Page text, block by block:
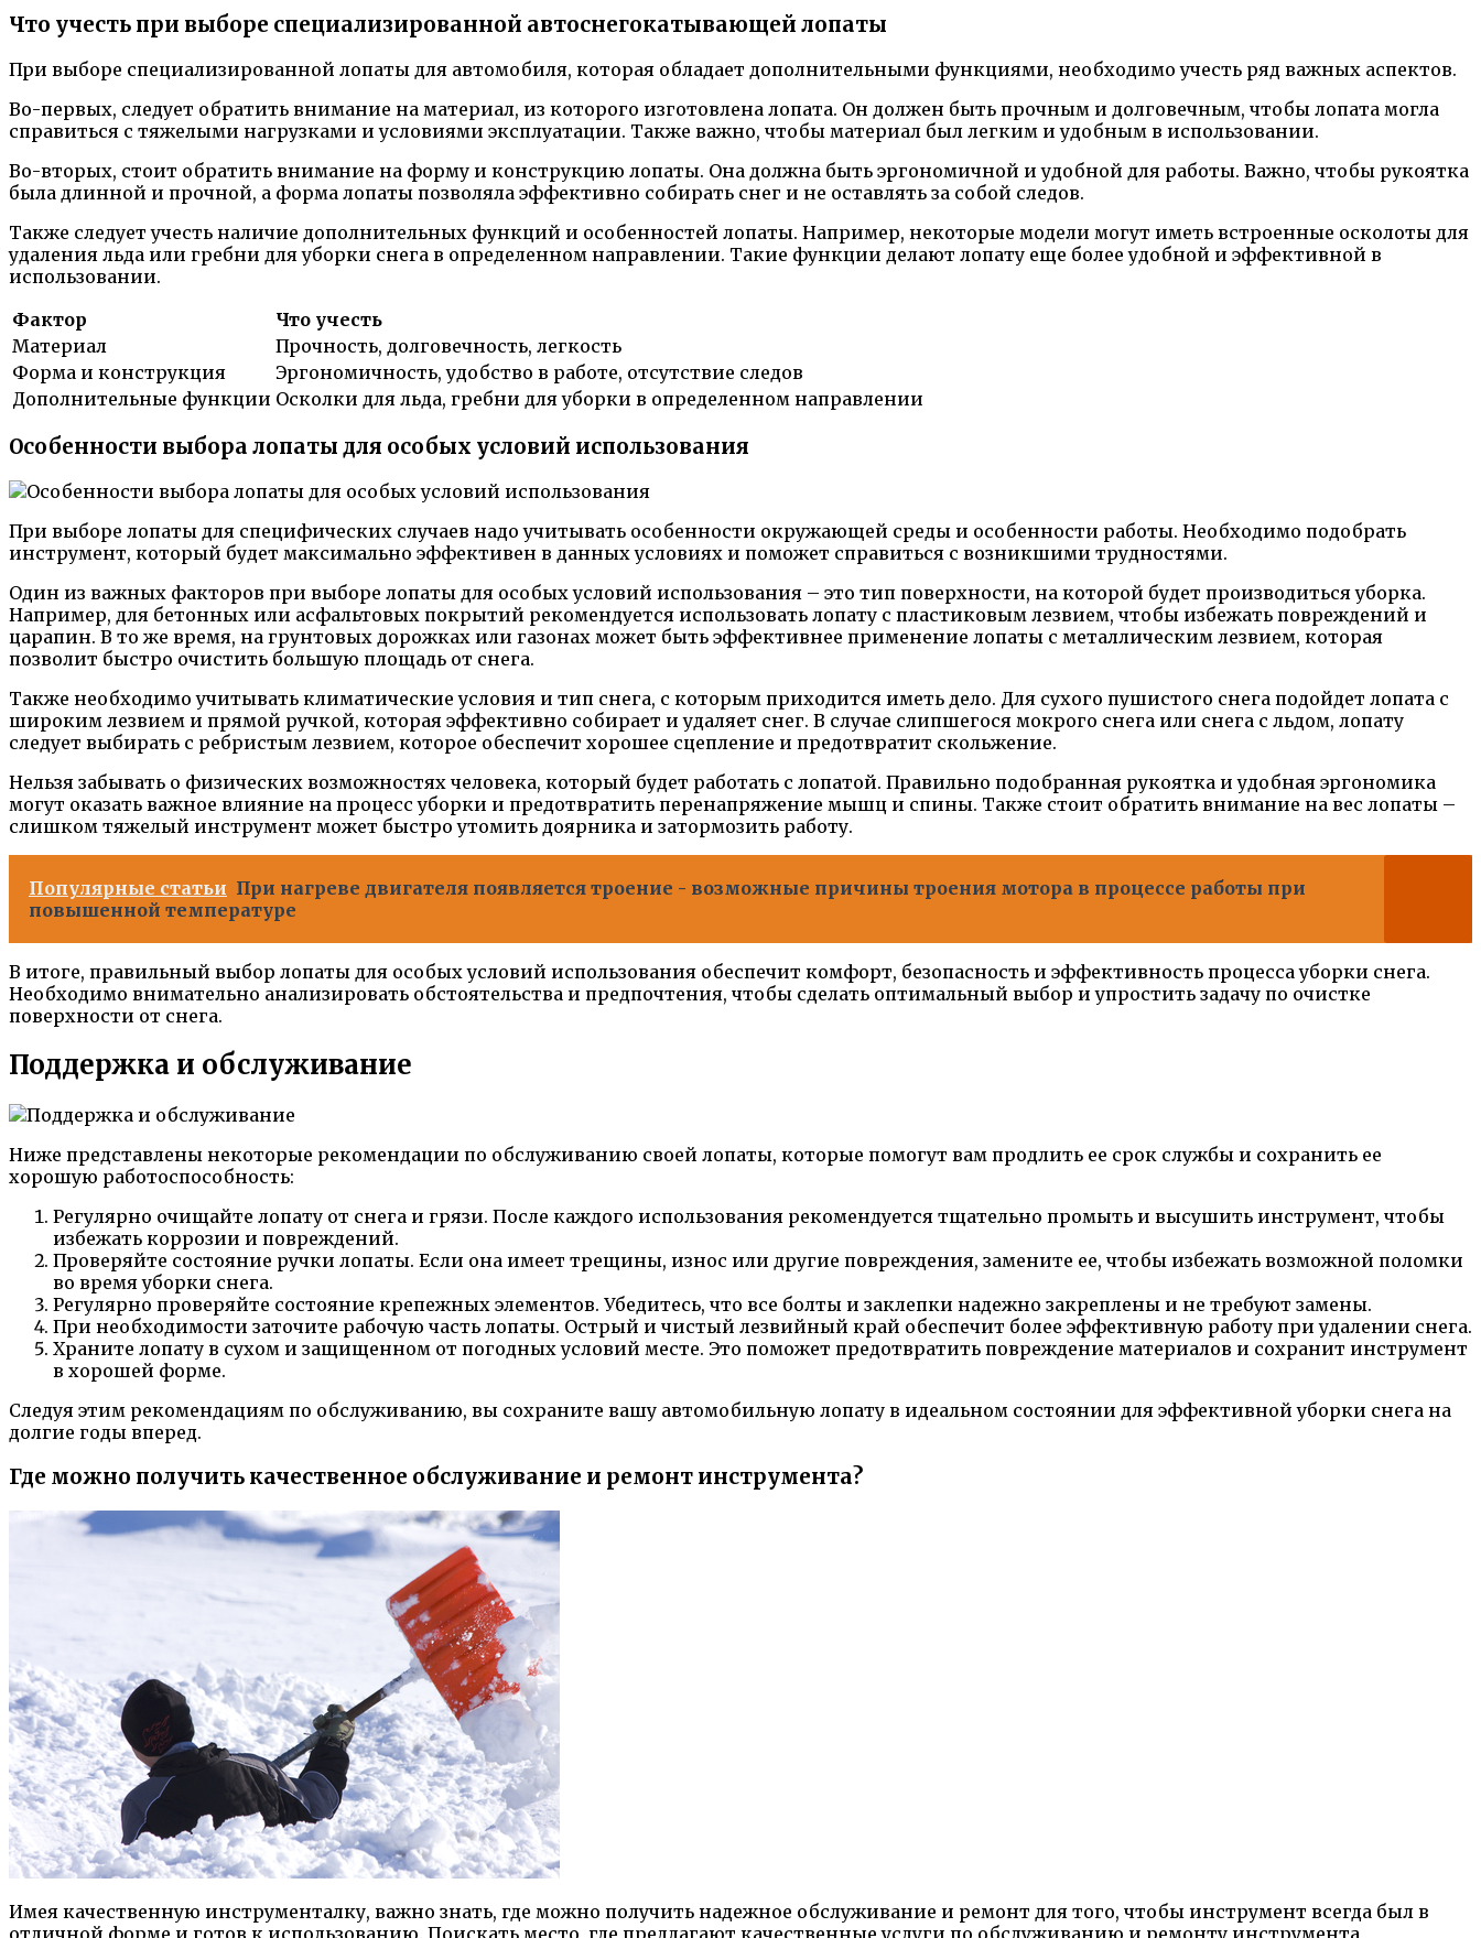
Что учесть при выборе специализированной автоснегокатывающей лопаты
При выборе специализированной лопаты для автомобиля, которая обладает дополнительными функциями, необходимо учесть ряд важных аспектов.
Во-первых, следует обратить внимание на материал, из которого изготовлена лопата. Он должен быть прочным и долговечным, чтобы лопата могла
справиться с тяжелыми нагрузками и условиями эксплуатации. Также важно, чтобы материал был легким и удобным в использовании.
Во-вторых, стоит обратить внимание на форму и конструкцию лопаты. Она должна быть эргономичной и удобной для работы. Важно, чтобы рукоятка
была длинной и прочной, а форма лопаты позволяла эффективно собирать снег и не оставлять за собой следов.
Также следует учесть наличие дополнительных функций и особенностей лопаты. Например, некоторые модели могут иметь встроенные осколоты для
удаления льда или гребни для уборки снега в определенном направлении. Такие функции делают лопату еще более удобной и эффективной в
использовании.
Фактор
Что учесть
Материал
Прочность, долговечность, легкость
Форма и конструкция
Эргономичность, удобство в работе, отсутствие следов
Дополнительные функции Осколки для льда, гребни для уборки в определенном направлении
Особенности выбора лопаты для особых условий использования
При выборе лопаты для специфических случаев надо учитывать особенности окружающей среды и особенности работы. Необходимо подобрать
инструмент, который будет максимально эффективен в данных условиях и поможет справиться с возникшими трудностями.
Один из важных факторов при выборе лопаты для особых условий использования – это тип поверхности, на которой будет производиться уборка.
Например, для бетонных или асфальтовых покрытий рекомендуется использовать лопату с пластиковым лезвием, чтобы избежать повреждений и
царапин. В то же время, на грунтовых дорожках или газонах может быть эффективнее применение лопаты с металлическим лезвием, которая
позволит быстро очистить большую площадь от снега.
Также необходимо учитывать климатические условия и тип снега, с которым приходится иметь дело. Для сухого пушистого снега подойдет лопата с
широким лезвием и прямой ручкой, которая эффективно собирает и удаляет снег. В случае слипшегося мокрого снега или снега с льдом, лопату
следует выбирать с ребристым лезвием, которое обеспечит хорошее сцепление и предотвратит скольжение.
Нельзя забывать о физических возможностях человека, который будет работать с лопатой. Правильно подобранная рукоятка и удобная эргономика
могут оказать важное влияние на процесс уборки и предотвратить перенапряжение мышц и спины. Также стоит обратить внимание на вес лопаты –
слишком тяжелый инструмент может быстро утомить доярника и затормозить работу.
Популярные статьи При нагреве двигателя появляется троение - возможные причины троения мотора в процессе работы при
повышенной температуре
В итоге, правильный выбор лопаты для особых условий использования обеспечит комфорт, безопасность и эффективность процесса уборки снега.
Необходимо внимательно анализировать обстоятельства и предпочтения, чтобы сделать оптимальный выбор и упростить задачу по очистке
поверхности от снега.
Поддержка и обслуживание
Ниже представлены некоторые рекомендации по обслуживанию своей лопаты, которые помогут вам продлить ее срок службы и сохранить ее
хорошую работоспособность:
Регулярно очищайте лопату от снега и грязи. После каждого использования рекомендуется тщательно промыть и высушить инструмент, чтобы
избежать коррозии и повреждений.
Проверяйте состояние ручки лопаты. Если она имеет трещины, износ или другие повреждения, замените ее, чтобы избежать возможной поломки
во время уборки снега.
Регулярно проверяйте состояние крепежных элементов. Убедитесь, что все болты и заклепки надежно закреплены и не требуют замены.
При необходимости заточите рабочую часть лопаты. Острый и чистый лезвийный край обеспечит более эффективную работу при удалении снега.
Храните лопату в сухом и защищенном от погодных условий месте. Это поможет предотвратить повреждение материалов и сохранит инструмент
в хорошей форме.
Следуя этим рекомендациям по обслуживанию, вы сохраните вашу автомобильную лопату в идеальном состоянии для эффективной уборки снега на
долгие годы вперед.
Где можно получить качественное обслуживание и ремонт инструмента?
Имея качественную инструменталку, важно знать, где можно получить надежное обслуживание и ремонт для того, чтобы инструмент всегда был в
отличной форме и готов к использованию. Поискать место, где предлагают качественные услуги по обслуживанию и ремонту инструмента